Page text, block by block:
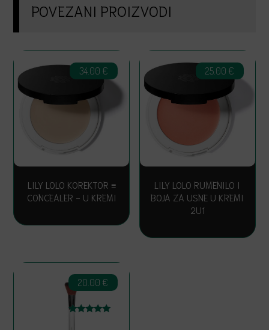
POVEZANI PROIZVODI
LILY LOLO KOREKTOR ≡
CONCEALER − U KREMI
34.00 €
LILY LOLO RUMENILO I
BOJA ZA USNE U KREMI
2U1
25.00 €
20.00 €